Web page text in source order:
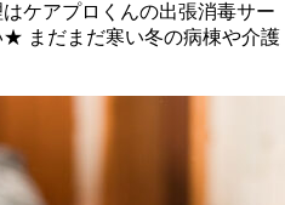
ケアプロくんの出張消毒サー
★ まだまだ寒い冬の病棟や介護